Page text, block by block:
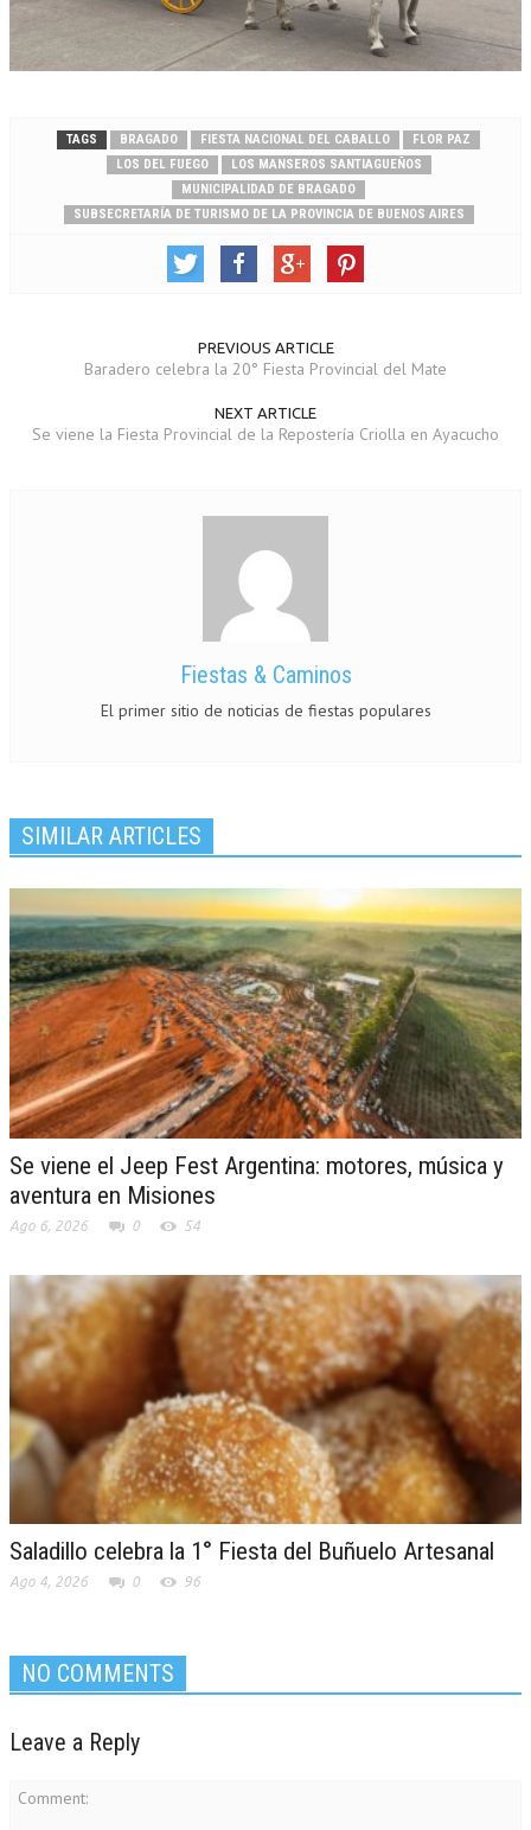
TAGS BRAGADO FIESTA NACIONAL DEL CABALLO
FLOR PAZ
LOS DEL FUEGO
LOS MANSEROS SANTIAGUEÑOS
MUNICIPALIDAD DE BRAGADO
SUBSECRETARÍA DE TURISMO DE LA PROVINCIA DE BUENOS AIRES
PREVIOUS ARTICLE
Baradero celebra la 20° Fiesta Provincial del Mate
NEXT ARTICLE
Se viene la Fiesta Provincial de la Repostería Criolla en Ayacucho
Fiestas & Caminos
El primer sitio de noticias de fiestas populares
SIMILAR ARTICLES
Se viene el Jeep Fest Argentina: motores, música y
aventura en Misiones
Ago 6, 2026 0 54
Saladillo celebra la 1° Fiesta del Buñuelo Artesanal
Ago 4, 2026 0 96
NO COMMENTS
Leave a Reply